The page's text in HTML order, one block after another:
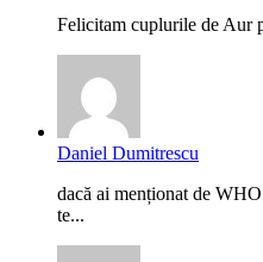
Felicitam cuplurile de Aur
Daniel Dumitrescu
dacă ai menționat de
te...